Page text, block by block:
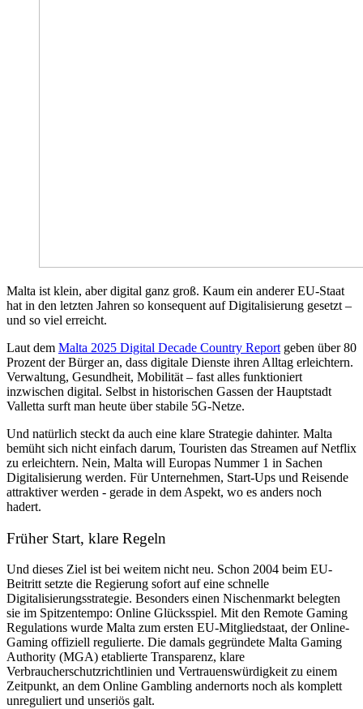
Malta ist klein, aber digital ganz groß. Kaum ein anderer EU-Staat
hat in den letzten Jahren so konsequent auf Digitalisierung gesetzt –
und so viel erreicht.
Laut dem Malta 2025 Digital Decade Country Report geben über 80
Prozent der Bürger an, dass digitale Dienste ihren Alltag erleichtern.
Verwaltung, Gesundheit, Mobilität – fast alles funktioniert
inzwischen digital. Selbst in historischen Gassen der Hauptstadt
Valletta surft man heute über stabile 5G-Netze.
Und natürlich steckt da auch eine klare Strategie dahinter. Malta
bemüht sich nicht einfach darum, Touristen das Streamen auf Netflix
zu erleichtern. Nein, Malta will Europas Nummer 1 in Sachen
Digitalisierung werden. Für Unternehmen, Start-Ups und Reisende
attraktiver werden - gerade in dem Aspekt, wo es anders noch
hadert.
Früher Start, klare Regeln
Und dieses Ziel ist bei weitem nicht neu. Schon 2004 beim EU-
Beitritt setzte die Regierung sofort auf eine schnelle
Digitalisierungsstrategie. Besonders einen Nischenmarkt belegten
sie im Spitzentempo: Online Glücksspiel. Mit den Remote Gaming
Regulations wurde Malta zum ersten EU-Mitgliedstaat, der Online-
Gaming offiziell regulierte. Die damals gegründete Malta Gaming
Authority (MGA) etablierte Transparenz, klare
Verbraucherschutzrichtlinien und Vertrauenswürdigkeit zu einem
Zeitpunkt, an dem Online Gambling andernorts noch als komplett
unreguliert und unseriös galt.